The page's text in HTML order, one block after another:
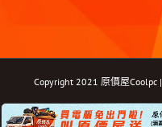
Copyright 2021 原價屋Coolpc